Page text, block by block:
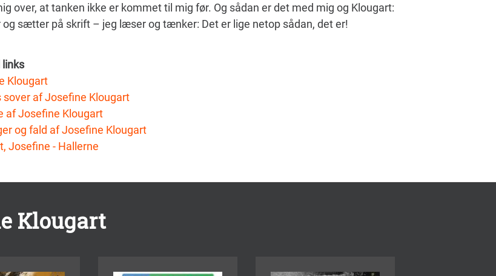
over, at tanken ikke er kommet til mig før. Og sådan er det med mig og Klougart:
og sætter på skrift – jeg læser og tænker: Det er lige netop sådan, det er!
links
Klougart
sover af Josefine Klougart
af Josefine Klougart
og fald af Josefine Klougart
Josefine - Hallerne
Klougart